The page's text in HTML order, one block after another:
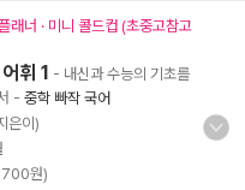
래너 · 미니 콜드컵 (초중고참고
휘 1 - 내신과 수능의 기초를
- 중학 빠작 국어
은이)
700원)